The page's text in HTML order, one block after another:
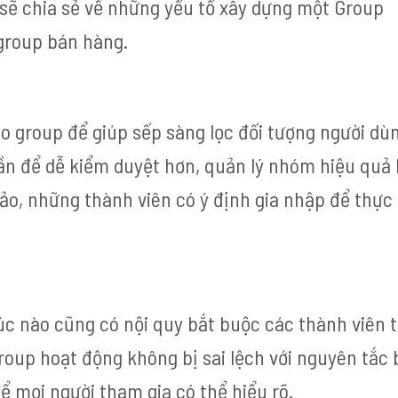
chia sẻ về những yếu tố xây dựng một Group
bán hàng.
group để giúp sếp sàng lọc đối tượng người
để dễ kiểm duyệt hơn, quản lý nhóm hiệu quả
những thành viên có ý định gia nhập để thực
nào cũng có nội quy bắt buộc các thành viên
hoạt động không bị sai lệch với nguyên tắc
mọi người tham gia có thể hiểu rõ.